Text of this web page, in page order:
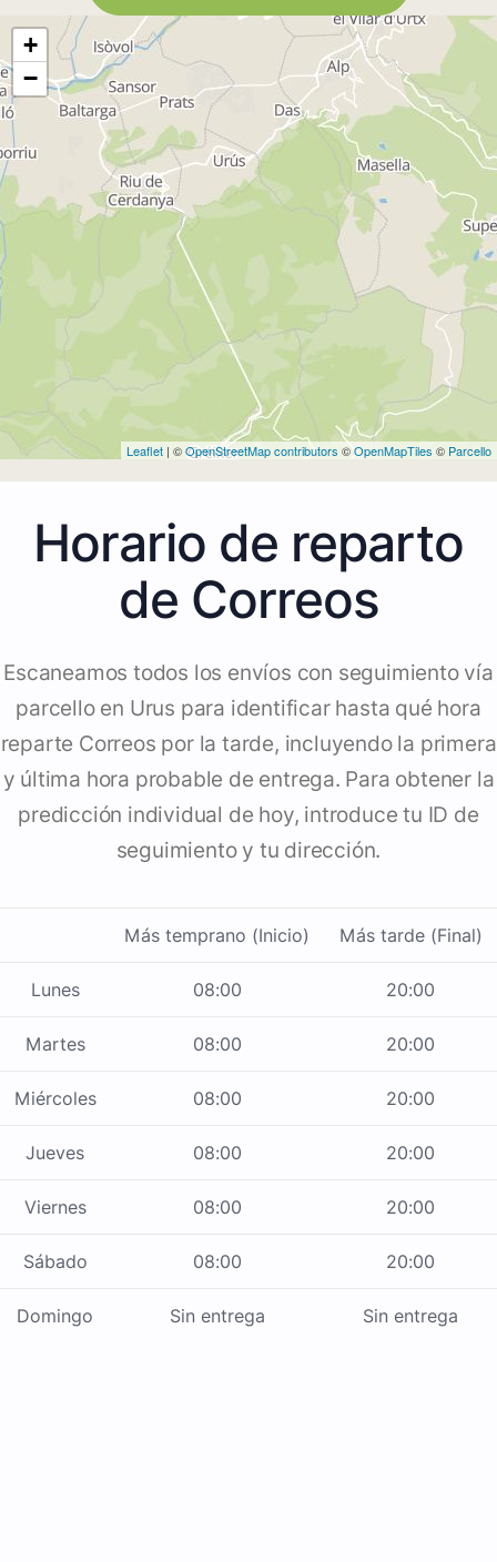
+
−
Leaflet | ©OpenStreetMap contributors ©OpenMapTiles © Parcello
Horario de reparto
de Correos
Escaneamos todos los envíos con seguimiento vía
parcello en Urus para identificar hasta qué hora
reparte Correos por la tarde, incluyendo la primera
y última hora probable de entrega. Para obtener la
predicción individual de hoy, introduce tu ID de
seguimiento y tu dirección.
Más temprano (Inicio) Más tarde (Final)
Lunes 08:00 20:00
Martes 08:00 20:00
Miércoles 08:00 20:00
Jueves 08:00 20:00
Viernes 08:00 20:00
Sábado 08:00 20:00
Domingo Sin entrega Sin entrega